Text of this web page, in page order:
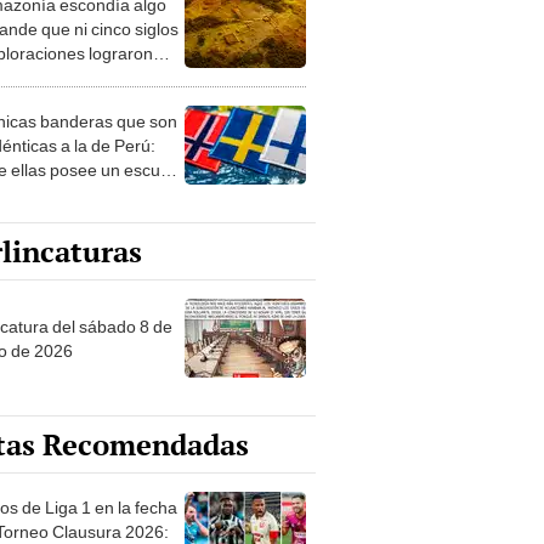
en un paisaje con
escondía algo
que ni cinco siglos
lograron
su pasado
banderas que son
a la de Perú:
ellas posee un escudo
del sábado 8 de
de 2026
Recomendadas
de Liga 1 en la fecha
Clausura 2026: